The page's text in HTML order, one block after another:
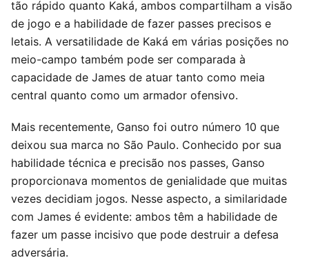
tão rápido quanto Kaká, ambos compartilham a visão
de jogo e a habilidade de fazer passes precisos e
letais. A versatilidade de Kaká em várias posições no
meio-campo também pode ser comparada à
capacidade de James de atuar tanto como meia
central quanto como um armador ofensivo.
Mais recentemente, Ganso foi outro número 10 que
deixou sua marca no São Paulo. Conhecido por sua
habilidade técnica e precisão nos passes, Ganso
proporcionava momentos de genialidade que muitas
vezes decidiam jogos. Nesse aspecto, a similaridade
com James é evidente: ambos têm a habilidade de
fazer um passe incisivo que pode destruir a defesa
adversária.